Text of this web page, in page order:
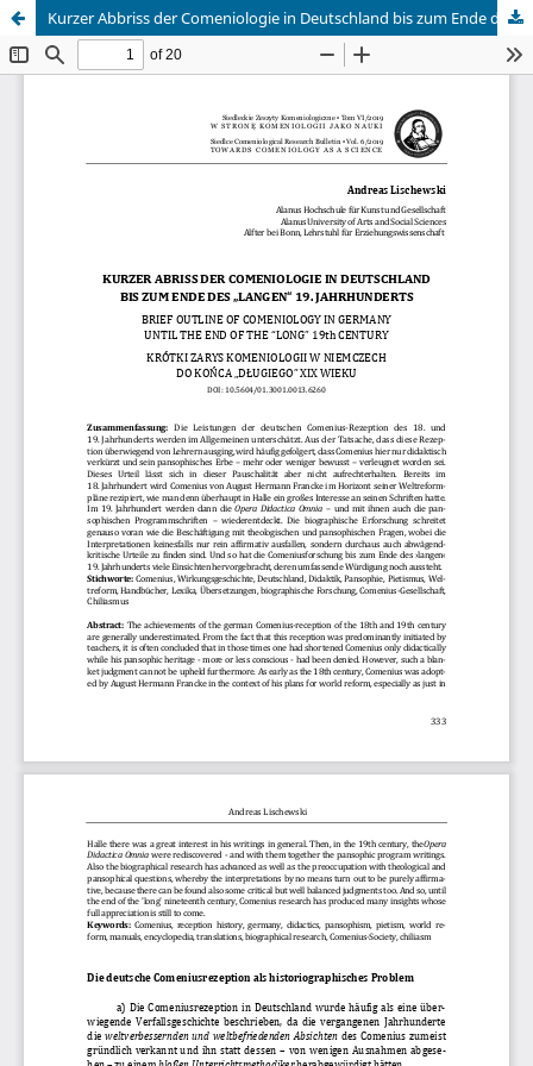
Kurzer Abbriss der Comeniologie in Deutschland bis zum Ende des „langen“ 19. Jahrhunderts